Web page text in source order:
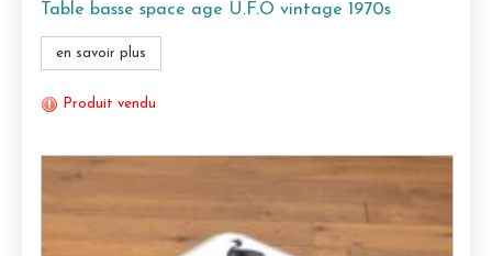
Table basse space age U.F.O vintage 1970s
en savoir plus
Produit vendu